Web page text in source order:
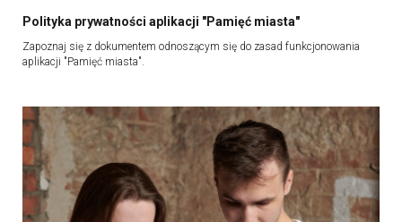
Polityka prywatności aplikacji "Pamięć miasta"
Zapoznaj się z dokumentem odnoszącym się do zasad funkcjonowania
aplikacji "Pamięć miasta".